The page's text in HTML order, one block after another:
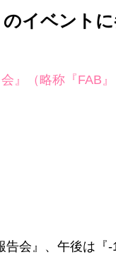
のイベント
』（略称『FAB』
会』、午後は『-